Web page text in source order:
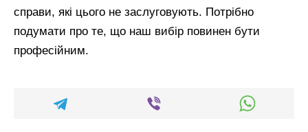
справи, які цього не заслуговують. Потрібно
подумати про те, що наш вибір повинен бути
професійним.